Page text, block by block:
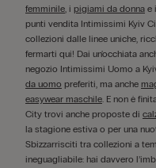
femminile, i pigiami da donna e
punti vendita Intimissimi Kyiv
collezioni dalle linee uniche,
fermarti qui! Dai un'occhiata
negozio Intimissimi Uomo a
da uomo preferiti, ma anche
easywear maschile. E non è
City trovi anche proposte di
la stagione estiva o per una
Sbizzarrisciti tra collezioni a
ineguagliabile: hai davvero